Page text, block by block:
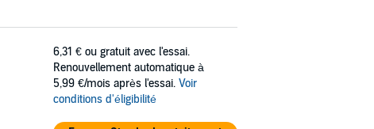
6,31 € ou gratuit avec l'essai.
Renouvellement automatique à
5,99 €/mois après l'essai. Voir
conditions d'éligibilité